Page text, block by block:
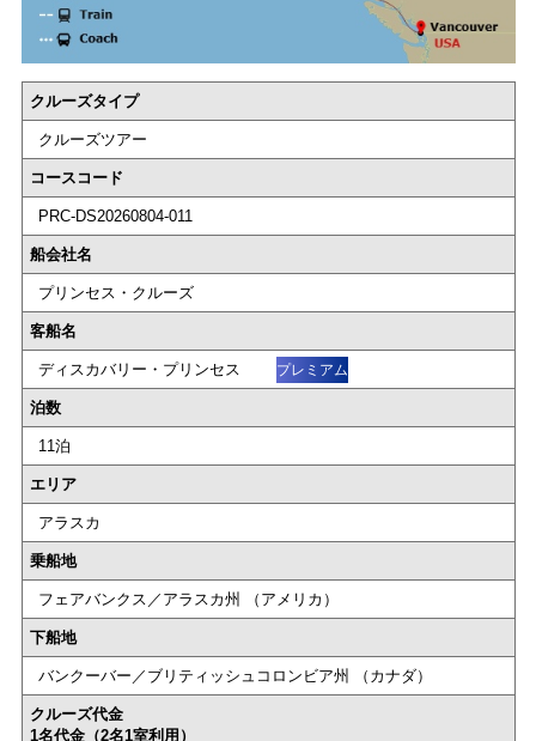
クルーズタイプ
クルーズツアー
コースコード
PRC-DS20260804-011
船会社名
プリンセス・クルーズ
客船名
ディスカバリー・プリンセス プレミアム
泊数
11泊
エリア
アラスカ
乗船地
フェアバンクス／アラスカ州 （アメリカ）
下船地
バンクーバー／ブリティッシュコロンビア州 （カナダ）
クルーズ代金
1名代金（2名1室利用）